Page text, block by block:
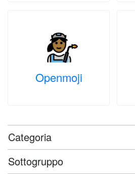
Openmoji
Categoria
Sottogruppo